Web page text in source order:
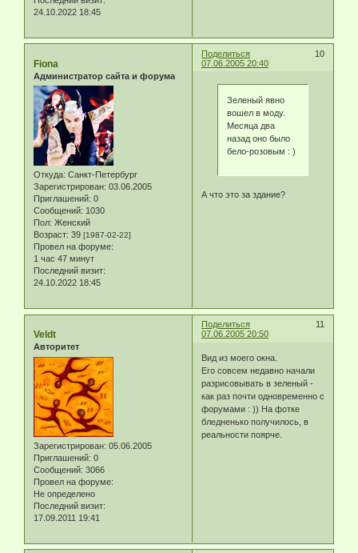
24.10.2022 18:45
Поделиться
10
07.06.2005 20:40
Fiona
Администратор сайта и форума
Откуда: Санкт-Петербург
Зарегистрирован: 03.06.2005
Приглашений: 0
Сообщений: 1030
Пол: Женский
Возраст: 39 [1987-02-22]
Провел на форуме:
1 час 47 минут
Последний визит:
24.10.2022 18:45
Зеленый явно
вошел в моду.
Месяца два
назад оно было
бело-розовым : )
А что это за здание?
Поделиться
11
07.06.2005 20:50
Veldt
Авторитет
Зарегистрирован: 05.06.2005
Приглашений: 0
Сообщений: 3066
Провел на форуме:
Не определено
Последний визит:
17.09.2011 19:41
Вид из моего окна.
Его совсем недавно начали
разрисовывать в зеленый -
как раз почти одновременно с
форумами : )) На фотке
бледненько получилось, в
реальности поярче.